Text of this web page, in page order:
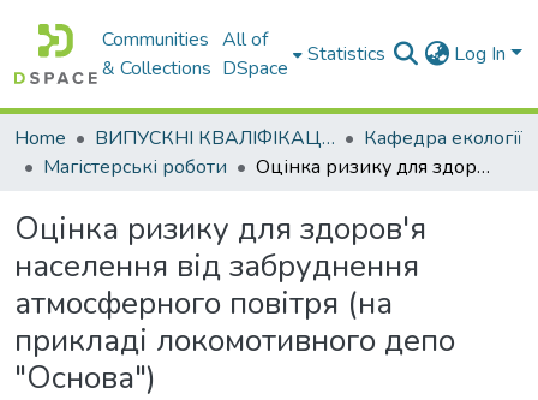
Communities
& Collections
All of
DSpace
Statistics Log In
Home ВИПУСКНІ КВАЛІФІКАЦІЙНІ РОБОТИ
Кафедра екології
Магістерські роботи
Оцінка ризику для здоров'я населення від забруднення атмосферного повітря (на прикладі локомотивного депо "Основа")
Оцінка ризику для здоров'я
населення від забруднення
атмосферного повітря (на
прикладі локомотивного депо
"Основа")